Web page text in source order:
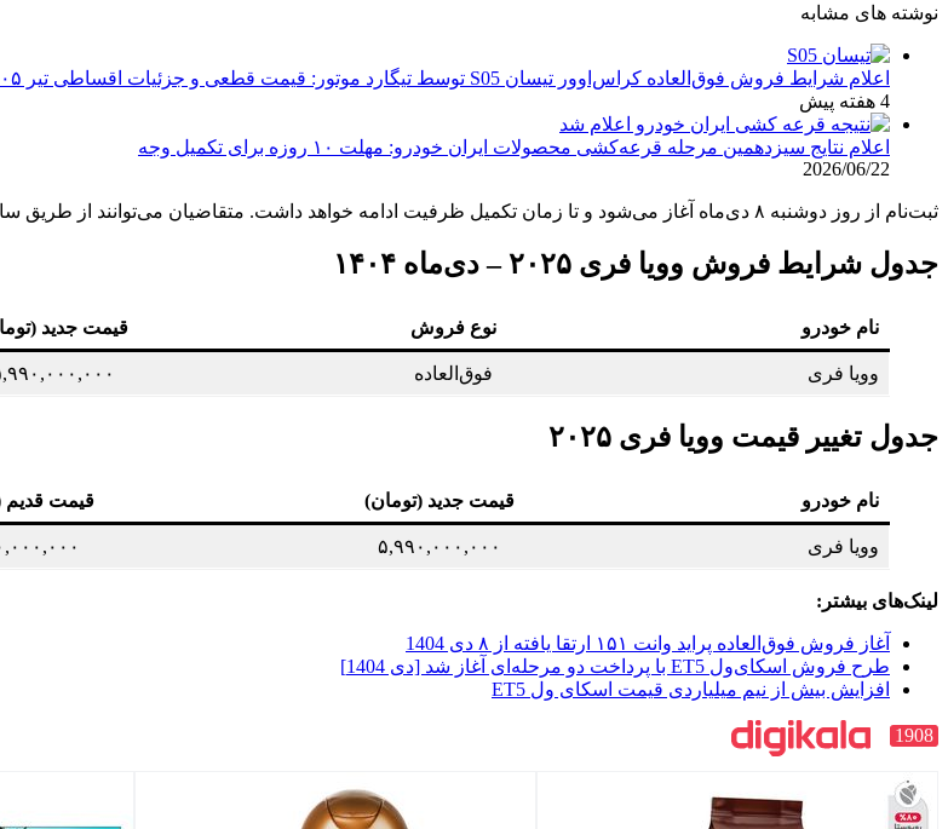
نوشته های مشابه
اعلام شرایط فروش فوق‌العاده کراس‌اوور تیسان S05 توسط تیگارد موتور: قیمت قطعی و جزئیات اقساطی تیر ۱۴۰۵
4 هفته پیش
اعلام نتایج سیزدهمین مرحله قرعه‌کشی محصولات ایران خودرو: مهلت ۱۰ روزه برای تکمیل وجه
2026/06/22
ثبت‌نام از روز دوشنبه ۸ دی‌ماه آغاز می‌شود و تا زمان تکمیل ظرفیت ادامه خواهد داشت. متقاضیان می‌توانند از طریق سایت فروش اینترنتی و نمایندگی‌های رسمی سروش موتور اقدام به ثبت درخواست کنند.
جدول شرایط فروش وویا فری ۲۰۲۵ – دی‌ماه ۱۴۰۴
نام خودرو نوع فروش قیمت جدید
وویا فری فوق‌العاده
جدول تغییر قیمت وویا فری ۲۰۲۵
نام خودرو قیمت جدید (تومان) قیمت قدیم
وویا فری ۵,۹۹۰,۰۰۰,۰۰۰
لینک‌های بیشتر:
آغاز فروش فوق‌العاده پراید وانت ۱۵۱ ارتقا یافته از ۸ دی 1404
طرح فروش اسکای‌ول ET5 با پرداخت دو مرحله‌ای آغاز شد [دی 1404]
افزایش بیش از نیم میلیاردی قیمت اسکای ول ET5
1908